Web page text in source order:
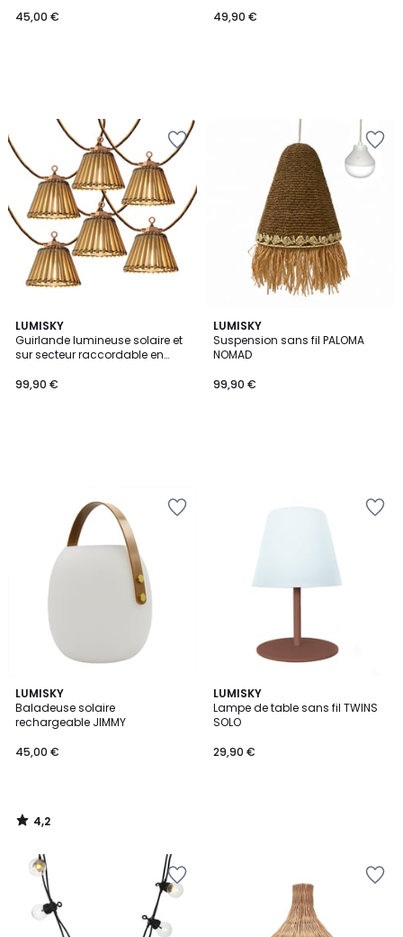
45,00 € 49,90 €
LUMISKY
Guirlande lumineuse solaire et
sur secteur raccordable en
transparentes LED blanc chaud
99,90 €
LUMISKY
Suspension sans fil PALOMA
NOMAD
99,90 €
LUMISKY
Baladeuse solaire
rechargeable JIMMY
45,00 €
4,2
/ 5
4,2
/
LUMISKY
Lampe de table sans fil TWINS
SOLO
29,90 €